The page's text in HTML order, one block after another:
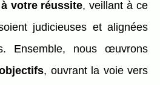
votre réussite, veillant à ce
judicieuses et alignées
Ensemble, nous œuvrons
, ouvrant la voie vers